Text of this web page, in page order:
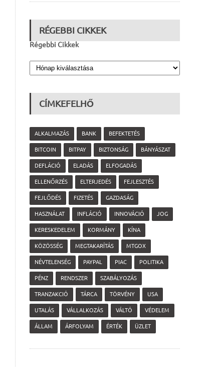
RÉGEBBI CIKKEK
Régebbi Cikkek
CÍMKEFELHŐ
ALKALMAZÁS BANK BEFEKTETÉS
BITCOIN BITPAY BIZTONSÁG BÁNYÁSZAT
DEFLÁCIÓ ELADÁS ELFOGADÁS
ELLENŐRZÉS ELTERJEDÉS FEJLESZTÉS
FEJLŐDÉS FIZETÉS GAZDASÁG
HASZNÁLAT INFLÁCIÓ INNOVÁCIÓ JOG
KERESKEDELEM KORMÁNY KÍNA
KÖZÖSSÉG MEGTAKARÍTÁS MTGOX
NÉVTELENSÉG PAYPAL PIAC POLITIKA
PÉNZ RENDSZER SZABÁLYOZÁS
TRANZAKCIÓ TÁRCA TÖRVÉNY USA
UTALÁS VÁLLALKOZÁS VÁLTÓ VÉDELEM
ÁLLAM ÁRFOLYAM ÉRTÉK ÜZLET